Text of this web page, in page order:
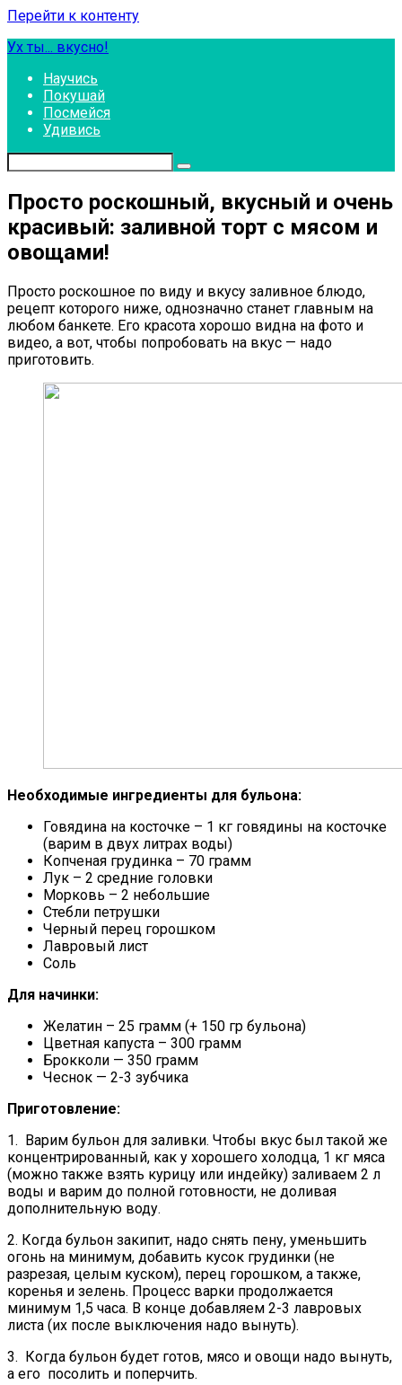
Перейти к контенту
Ух ты... вкусно!
Научись
Покушай
Посмейся
Удивись
Просто роскошный, вкусный и очень
красивый: заливной торт с мясом и
овощами!
Просто роскошное по виду и вкусу заливное блюдо,
рецепт которого ниже, однозначно станет главным на
любом банкете. Его красота хорошо видна на фото и
видео, а вот, чтобы попробовать на вкус — надо
приготовить.
Необходимые ингредиенты для бульона:
Говядина на косточке – 1 кг говядины на косточке
(варим в двух литрах воды)
Копченая грудинка – 70 грамм
Лук – 2 средние головки
Морковь – 2 небольшие
Стебли петрушки
Черный перец горошком
Лавровый лист
Соль
Для начинки:
Желатин – 25 грамм (+ 150 гр бульона)
Цветная капуста – 300 грамм
Брокколи — 350 грамм
Чеснок — 2-3 зубчика
Приготовление:
1. Варим бульон для заливки. Чтобы вкус был такой же
концентрированный, как у хорошего холодца, 1 кг мяса
(можно также взять курицу или индейку) заливаем 2 л
воды и варим до полной готовности, не доливая
дополнительную воду.
2. Когда бульон закипит, надо снять пену, уменьшить
огонь на минимум, добавить кусок грудинки (не
разрезая, целым куском), перец горошком, а также,
коренья и зелень. Процесс варки продолжается
минимум 1,5 часа. В конце добавляем 2-3 лавровых
листа (их после выключения надо вынуть).
3. Когда бульон будет готов, мясо и овощи надо вынуть,
а его посолить и поперчить.